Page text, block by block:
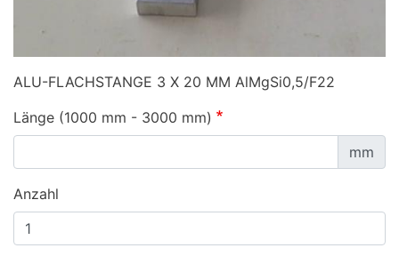
ALU-FLACHSTANGE 3 X 20 MM AlMgSi0,5/F22
Länge (1000 mm - 3000 mm)
mm
Anzahl